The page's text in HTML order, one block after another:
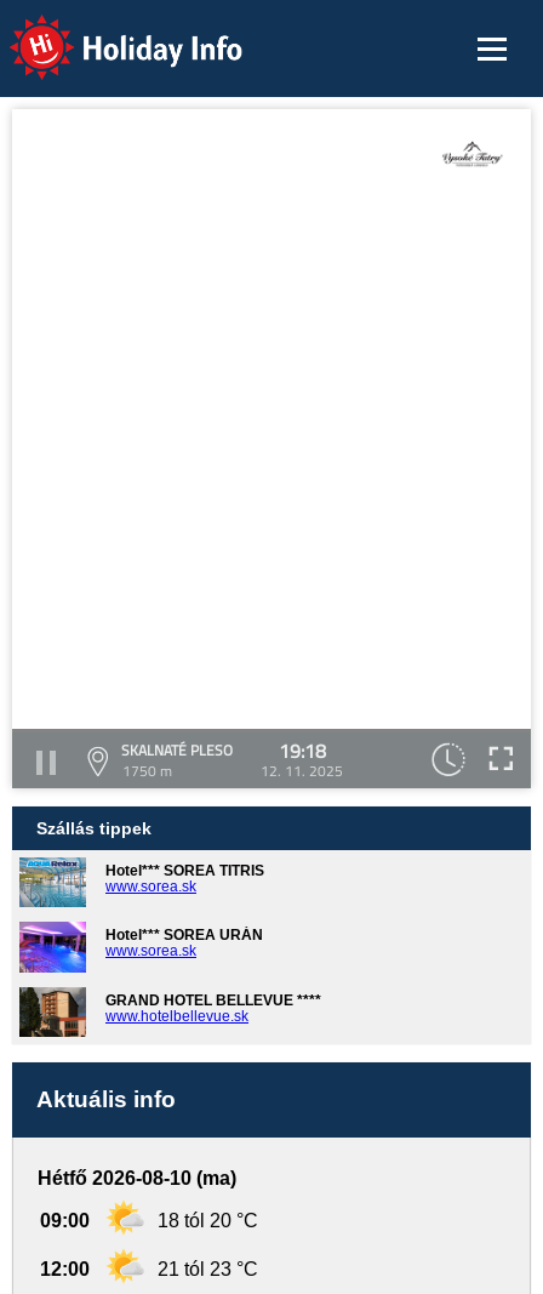
Holiday Info
SKALNATÉ PLESO
1750 m
19:18
12. 11. 2025
Szállás tippek
Hotel*** SOREA TITRIS
www.sorea.sk
Hotel*** SOREA URÁN
www.sorea.sk
GRAND HOTEL BELLEVUE ****
www.hotelbellevue.sk
Aktuális info
Hétfő 2026-08-10 (ma)
09:00 18 tól 20 °C
12:00 21 tól 23 °C